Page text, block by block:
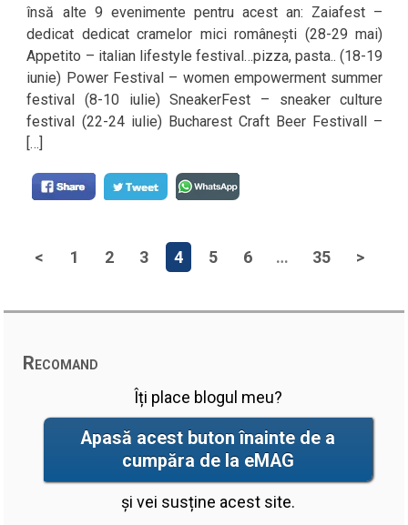
însă alte 9 evenimente pentru acest an: Zaiafest –
dedicat dedicat cramelor mici românești (28-29 mai)
Appetito – italian lifestyle festival…pizza, pasta.. (18-19
iunie) Power Festival – women empowerment summer
festival (8-10 iulie) SneakerFest – sneaker culture
festival (22-24 iulie) Bucharest Craft Beer Festivall –
[…]
< 1 2 3 4 5 6 … 35 >
Recomand
Îți place blogul meu?
Apasă acest buton înainte de a
cumpăra de la eMAG
și vei susține acest site.